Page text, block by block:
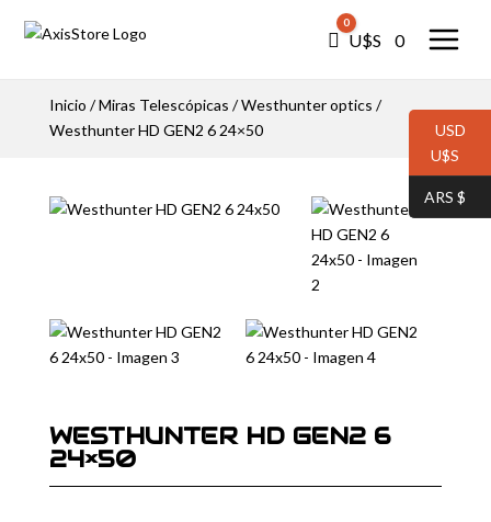
Carro
0
U$S⠀ 0
Inicio /Miras Telescópicas /Westhunter optics /
Westhunter HD GEN2 6 24×50
WESTHUNTER HD GEN2 6
24×50
USD
U$S⠀
ARS $⠀